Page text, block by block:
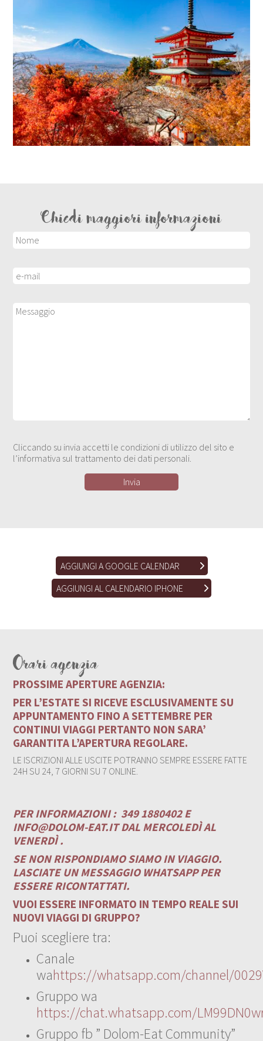
Chiedi maggiori informazioni
Cliccando su invia accetti le condizioni di utilizzo del sito e
l’informativa sul trattamento dei dati personali.
AGGIUNGI A GOOGLE CALENDAR
AGGIUNGI AL CALENDARIO IPHONE
Orari agenzia
PROSSIME APERTURE AGENZIA:
PER L’ESTATE SI RICEVE ESCLUSIVAMENTE SU
APPUNTAMENTO FINO A SETTEMBRE PER
CONTINUI VIAGGI PERTANTO NON SARA’
GARANTITA L’APERTURA REGOLARE.
LE ISCRIZIONI ALLE USCITE POTRANNO SEMPRE ESSERE FATTE
24H SU 24, 7 GIORNI SU 7 ONLINE.
PER INFORMAZIONI : 349 1880402 E
INFO@DOLOM-EAT.ITDAL MERCOLEDÌ AL
VENERDÌ .
SE NON RISPONDIAMO SIAMO IN VIAGGIO.
LASCIATE UN MESSAGGIO WHATSAPP PER
ESSERE RICONTATTATI.
VUOI ESSERE INFORMATO IN TEMPO REALE SUI
NUOVI VIAGGI DI GRUPPO?
Puoi scegliere tra:
Canale
wahttps://whatsapp.com/channel/
Gruppo wa
https://chat.whatsapp.com/
Gruppo fb ” Dolom-Eat Community”